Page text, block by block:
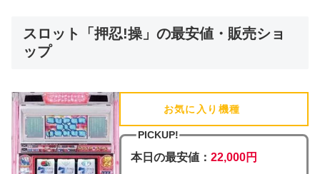
スロット「押忍!操」の最安値・販売ショ
ップ
お気に入り機種
PICKUP!
本日の最安値： 22,000円